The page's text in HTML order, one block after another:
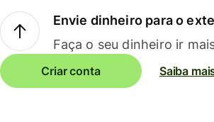
Envie dinheiro para o
Faça o seu dinheiro ir
Criar conta Saiba